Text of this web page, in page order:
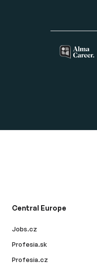
Central Europe
Jobs.cz
Profesia.sk
Profesia.cz